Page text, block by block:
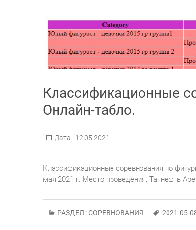
Классификационные
Онлайн-табло.
Дата : 12.05.2021
Классификационные соревнования по
мая 2021 г. Место проведения: Татнефть
РАЗДЕЛ :СОРЕВНОВАНИЯ 2021-05-